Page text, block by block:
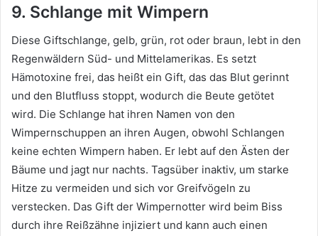
9. Schlange mit Wimpern
Diese Giftschlange, gelb, grün, rot oder braun, lebt in den
Regenwäldern Süd- und Mittelamerikas. Es setzt
Hämotoxine frei, das heißt ein Gift, das das Blut gerinnt
und den Blutfluss stoppt, wodurch die Beute getötet
wird. Die Schlange hat ihren Namen von den
Wimpernschuppen an ihren Augen, obwohl Schlangen
keine echten Wimpern haben. Er lebt auf den Ästen der
Bäume und jagt nur nachts. Tagsüber inaktiv, um starke
Hitze zu vermeiden und sich vor Greifvögeln zu
verstecken. Das Gift der Wimpernotter wird beim Biss
durch ihre Reißzähne injiziert und kann auch einen